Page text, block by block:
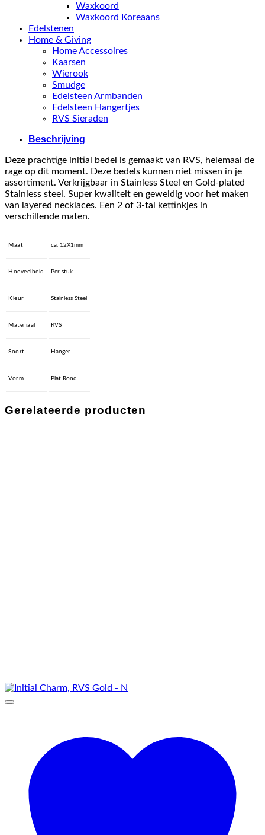
Waxkoord
Waxkoord Koreaans
Edelstenen
Home & Giving
Home Accessoires
Kaarsen
Wierook
Smudge
Edelsteen Armbanden
Edelsteen Hangertjes
RVS Sieraden
Beschrijving
Deze prachtige initial bedel is gemaakt van RVS, helemaal de
rage op dit moment. Deze bedels kunnen niet missen in je
assortiment. Verkrijgbaar in Stainless Steel en Gold-plated
Stainless steel. Super kwaliteit en geweldig voor het maken
van layered necklaces. Een 2 of 3-tal kettinkjes in
verschillende maten.
Maat ca. 12X1mm
Hoeveelheid Per stuk
Kleur Stainless Steel
Materiaal RVS
Soort Hanger
Vorm Plat Rond
Gerelateerde producten